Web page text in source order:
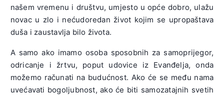
našem vremenu i društvu, umjesto u opće dobro, ulažu
novac u zlo i nećudoredan život kojim se upropaštava
duša i zaustavlja bilo života.
A samo ako imamo osoba sposobnih za samoprijegor,
odricanje i žrtvu, poput udovice iz Evanđelja, onda
možemo računati na budućnost. Ako će se među nama
uvećavati bogoljubnost, ako će biti samozatajnih svetih